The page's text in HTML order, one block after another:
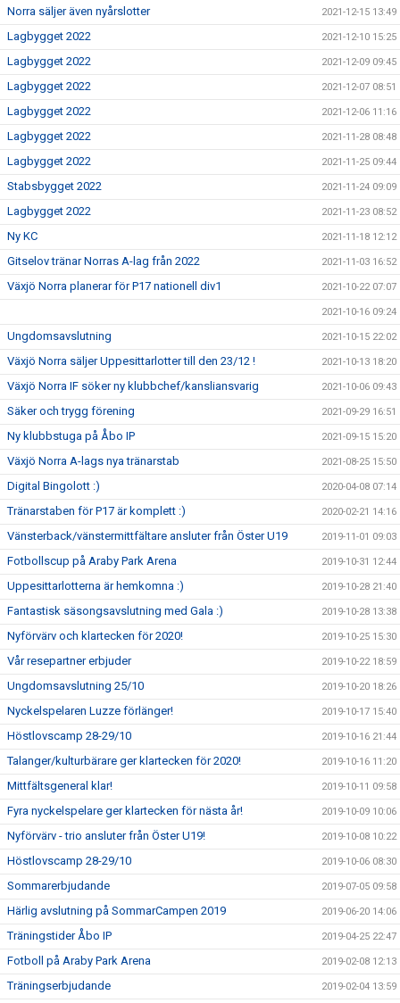
Norra säljer även nyårslotter 2021-12-15 13:49
Lagbygget 2022 2021-12-10 15:25
Lagbygget 2022 2021-12-09 09:45
Lagbygget 2022 2021-12-07 08:51
Lagbygget 2022 2021-12-06 11:16
Lagbygget 2022 2021-11-28 08:48
Lagbygget 2022 2021-11-25 09:44
Stabsbygget 2022 2021-11-24 09:09
Lagbygget 2022 2021-11-23 08:52
Ny KC 2021-11-18 12:12
Gitselov tränar Norras A-lag från 2022 2021-11-03 16:52
Växjö Norra planerar för P17 nationell div1 2021-10-22 07:07
2021-10-16 09:24
Ungdomsavslutning 2021-10-15 22:02
Växjö Norra säljer Uppesittarlotter till den 23/12 ! 2021-10-13 18:20
Växjö Norra IF söker ny klubbchef/kansliansvarig 2021-10-06 09:43
Säker och trygg förening 2021-09-29 16:51
Ny klubbstuga på Åbo IP 2021-09-15 15:20
Växjö Norra A-lags nya tränarstab 2021-08-25 15:50
Digital Bingolott :) 2020-04-08 07:14
Tränarstaben för P17 är komplett :) 2020-02-21 14:16
Vänsterback/vänstermittfältare ansluter från Öster U19 2019-11-01 09:03
Fotbollscup på Araby Park Arena 2019-10-31 12:44
Uppesittarlotterna är hemkomna :) 2019-10-28 21:40
Fantastisk säsongsavslutning med Gala :) 2019-10-28 13:38
Nyförvärv och klartecken för 2020! 2019-10-25 15:30
Vår resepartner erbjuder 2019-10-22 18:59
Ungdomsavslutning 25/10 2019-10-20 18:26
Nyckelspelaren Luzze förlänger! 2019-10-17 15:40
Höstlovscamp 28-29/10 2019-10-16 21:44
Talanger/kulturbärare ger klartecken för 2020! 2019-10-16 11:20
Mittfältsgeneral klar! 2019-10-11 09:58
Fyra nyckelspelare ger klartecken för nästa år! 2019-10-09 10:06
Nyförvärv - trio ansluter från Öster U19! 2019-10-08 10:22
Höstlovscamp 28-29/10 2019-10-06 08:30
Sommarerbjudande 2019-07-05 09:58
Härlig avslutning på SommarCampen 2019 2019-06-20 14:06
Träningstider Åbo IP 2019-04-25 22:47
Fotboll på Araby Park Arena 2019-02-08 12:13
Träningserbjudande 2019-02-04 13:59